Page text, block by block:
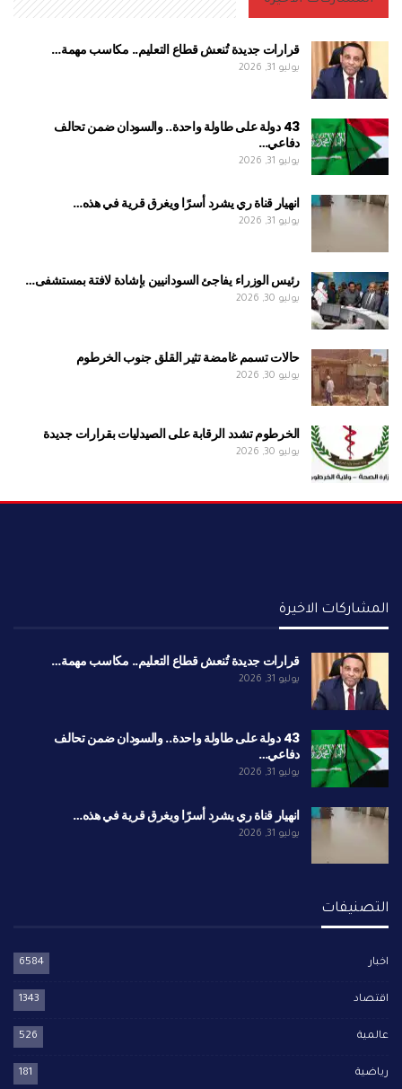
قرارات جديدة تُنعش قطاع التعليم.. مكاسب مهمة…
يوليو 31, 2026
43 دولة على طاولة واحدة.. والسودان ضمن تحالف
دفاعي…
يوليو 31, 2026
انهيار قناة ري يشرد أسرًا ويغرق قرية في هذه…
يوليو 31, 2026
رئيس الوزراء يفاجئ السودانيين بإشادة لافتة بمستشفى…
يوليو 30, 2026
حالات تسمم غامضة تثير القلق جنوب الخرطوم
يوليو 30, 2026
الخرطوم تشدد الرقابة على الصيدليات بقرارات جديدة
يوليو 30, 2026
المشاركات الاخيرة
قرارات جديدة تُنعش قطاع التعليم.. مكاسب مهمة…
يوليو 31, 2026
43 دولة على طاولة واحدة.. والسودان ضمن تحالف
دفاعي…
يوليو 31, 2026
انهيار قناة ري يشرد أسرًا ويغرق قرية في هذه…
يوليو 31, 2026
التصنيفات
اخبار 6584
اقتصاد 1343
عالمية 526
رياضية 181